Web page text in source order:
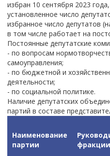
избран 10 сентября 2023
установленное число
избранное число депутатов
в том числе работает на
Постоянные депутатские
- по вопросам
самоуправления;
- по бюджетной и
деятельности;
- по социальной политике.
Наличие депутатских
партий в составе
Наименование
партии
фракции